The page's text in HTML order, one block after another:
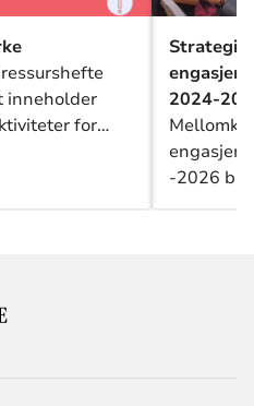
inneholder
for
Strategi
2024-
-2026 ble